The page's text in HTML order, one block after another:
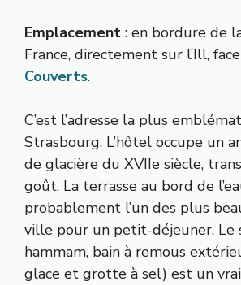
Emplacement : en bordure de
France, directement sur l’Ill,
Couverts.
C’est l’adresse la plus
Strasbourg. L’hôtel occupe un
de glacière du XVIIe siècle,
goût. La terrasse au bord de
probablement l’un des plus
ville pour un petit-déjeuner. Le
hammam, bain à remous
glace et grotte à sel) est un